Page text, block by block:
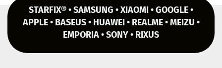
STARFIX® • SAMSUNG • XIAOMI • GOOGLE •
APPLE • BASEUS • HUAWEI • REALME • MEIZU •
EMPORIA • SONY • RIXUS